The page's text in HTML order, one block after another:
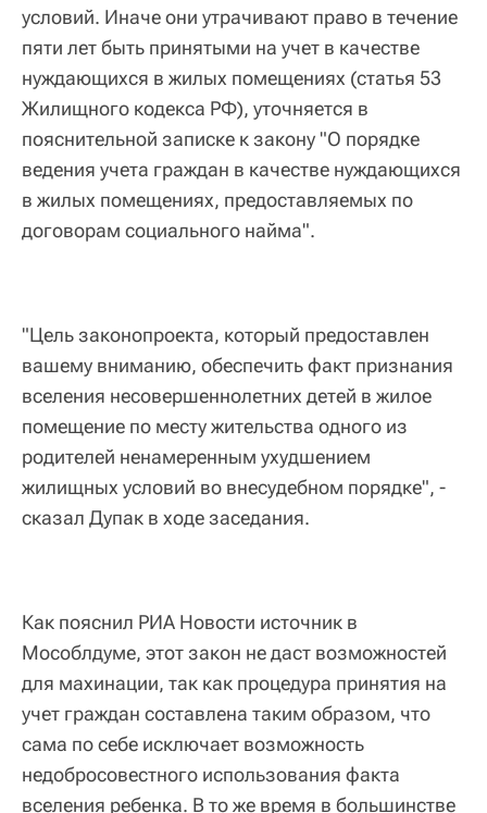
условий. Иначе они утрачивают право в течение
пяти лет быть принятыми на учет в качестве
нуждающихся в жилых помещениях (статья 53
Жилищного кодекса РФ), уточняется в
пояснительной записке к закону "О порядке
ведения учета граждан в качестве нуждающихся
в жилых помещениях, предоставляемых по
договорам социального найма".
"Цель законопроекта, который предоставлен
вашему вниманию, обеспечить факт признания
вселения несовершеннолетних детей в жилое
помещение по месту жительства одного из
родителей ненамеренным ухудшением
жилищных условий во внесудебном порядке", -
сказал Дупак в ходе заседания.
Как пояснил РИА Новости источник в
Мособлдуме, этот закон не даст возможностей
для махинации, так как процедура принятия на
учет граждан составлена таким образом, что
сама по себе исключает возможность
недобросовестного использования факта
вселения ребенка. В то же время в большинстве